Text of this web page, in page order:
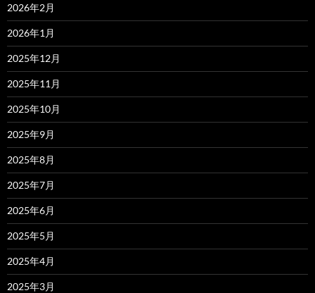
2026年2月
2026年1月
2025年12月
2025年11月
2025年10月
2025年9月
2025年8月
2025年7月
2025年6月
2025年5月
2025年4月
2025年3月